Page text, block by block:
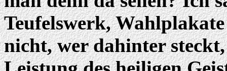
Teufelswerk,
nicht, wer dahinter